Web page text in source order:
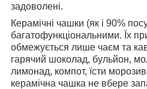
задоволені.
Керамічні чашки (як і 90%
багатофункціональними. Їх
обмежується лише чаєм та
гарячий шоколад, бульйон,
лимонад, компот, їсти
керамічна чашка не вбере